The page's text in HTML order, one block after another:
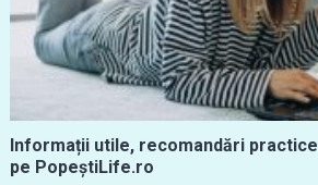
Informații utile, recomandări
pe PopeștiLife.ro